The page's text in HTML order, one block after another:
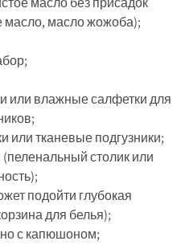
масло, масло жожоба);
или влажные салфетки для
или тканевые подгузники;
столик или
подойти глубокая
для белья);
с капюшоном;